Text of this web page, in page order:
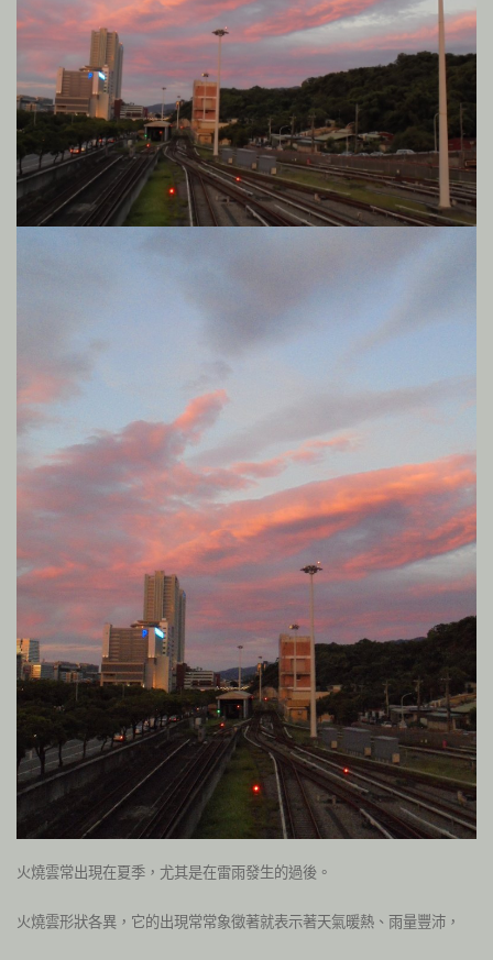
火燒雲常出現在夏季，尤其是在雷雨發生的過後。
火燒雲形狀各異，它的出現常常象徵著就表示著天氣暖熱、雨量豐沛，